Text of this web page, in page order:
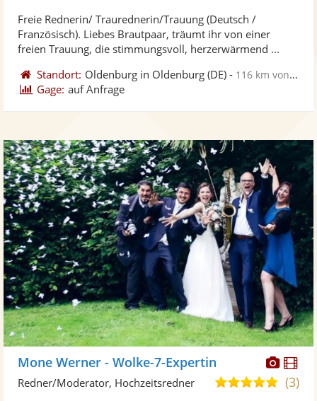
Freie Rednerin/ Traurednerin/Trauung (Deutsch /
Französisch). Liebes Brautpaar, träumt ihr von einer
freien Trauung, die stimmungsvoll, herzerwärmend ...
Standort: Oldenburg in Oldenburg (DE) - 116 km von Elmshorn
Gage: auf Anfrage
Mone Werner - Wolke-7-Expertin
5,0(3)
Redner/Moderator, Hochzeitsredner